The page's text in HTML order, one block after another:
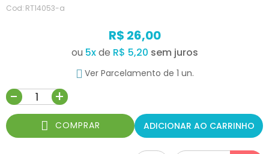
Cod: RT14053-a
R$ 26,00
ou 5xde R$ 5,20
Ver Parcelamento de 1 un.
- +
COMPRAR ADICIONAR AO CARRINHO